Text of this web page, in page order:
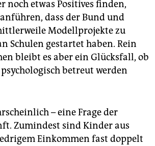
noch etwas Positives finden,
dass der Bund und
Modellprojekte zu
Schulen gestartet haben. Rein
bleibt es aber ein Glücksfall, ob
betreut werden
– eine Frage der
Zumindest sind Kinder aus
Einkommen fast doppelt